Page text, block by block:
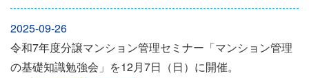
2025-09-26
令和7年度分譲マンション管理セミナー「マンション管理
の基礎知識勉強会」を12⽉7⽇（⽇）に開催。